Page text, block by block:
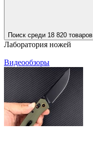
Поиск среди 18 820 товаров
Лаборатория ножей
Видеообзоры